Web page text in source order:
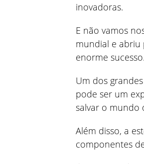
inovadoras.
E não vamos
mundial e
enorme sucesso.
Um dos
pode ser um
salvar o mundo
Além disso, a
componentes